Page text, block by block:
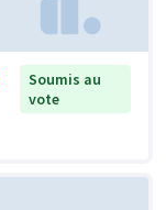
Soumis au
vote